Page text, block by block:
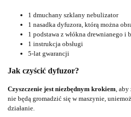
1 dmuchany szklany nebulizator
1 nasadka dyfuzora, którą można
1 podstawa z włókna drewnianego i
1 instrukcja obsługi
5-lat gwarancji
Jak czyścić dyfuzor?
Czyszczenie jest niezbędnym krokiem ,
nie będą gromadzić się w maszynie,
działanie.